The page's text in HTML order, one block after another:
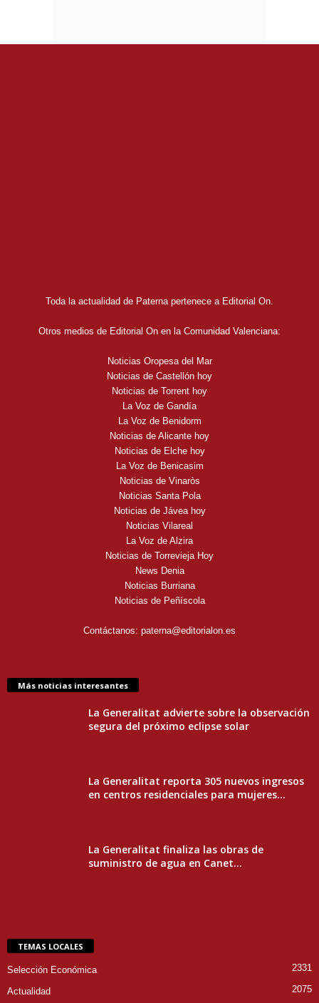
Toda la actualidad de Paterna pertenece a Editorial On.
Otros medios de Editorial On en la Comunidad Valenciana:
Noticias Oropesa del Mar
Noticias de Castellón hoy
Noticias de Torrent hoy
La Voz de Gandía
La Voz de Benidorm
Noticias de Alicante hoy
Noticias de Elche hoy
La Voz de Benicasim
Noticias de Vinaròs
Noticias Santa Pola
Noticias de Jávea hoy
Noticias Vilareal
La Voz de Alzira
Noticias de Torrevieja Hoy
News Denia
Noticias Burriana
Noticias de Peñíscola
Contáctanos: paterna@editorialon.es
Más noticias interesantes
La Generalitat advierte sobre la observación
segura del próximo eclipse solar
La Generalitat reporta 305 nuevos ingresos
en centros residenciales para mujeres...
La Generalitat finaliza las obras de
suministro de agua en Canet...
TEMAS LOCALES
Selección Económica 2331
Actualidad 2075